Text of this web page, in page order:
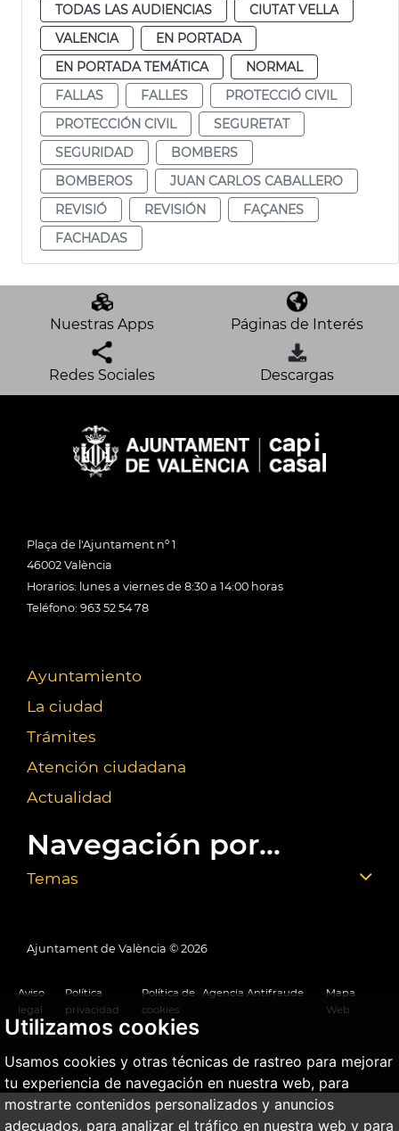
Utilizamos cookies
Usamos cookies y otras técnicas de rastreo para mejorar
tu experiencia de navegación en nuestra web, para
mostrarte contenidos personalizados y anuncios
adecuados, para analizar el tráfico en nuestra web y para
TODAS LAS AUDIENCIAS
CIUTAT VELLA
VALENCIA
EN PORTADA
EN PORTADA TEMÁTICA
NORMAL
FALLAS
FALLES
PROTECCIÓ CIVIL
PROTECCIÓN CIVIL
SEGURETAT
SEGURIDAD
BOMBERS
BOMBEROS
JUAN CARLOS CABALLERO
REVISIÓ
REVISIÓN
FAÇANES
FACHADAS
Nuestras Apps Páginas de Interés
Redes Sociales Descargas
Plaça de l'Ajuntament nº 1
46002 València
Horarios: lunes a viernes de 8:30 a 14:00 horas
Teléfono: 963 52 54 78
Ayuntamiento
La ciudad
Trámites
Atención ciudadana
Actualidad
Navegación por...
Temas
Ajuntament de València © 2026
Aviso
legal
Política
privacidad
Política de
cookies
Agencia Antifraude
Mapa
Web